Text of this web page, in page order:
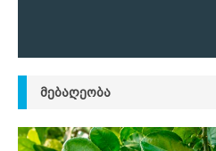
ᲛᲔᲑᲐᲦᲔᲝᲑᲐ